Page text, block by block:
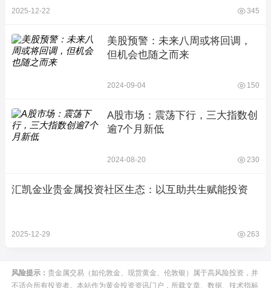
2025-12-22 345
美股预警：未来八周或将回调，
但机会也随之而来
2024-09-04 150
A股市场：震荡下行，三大指数创
逾7个月新低
2024-08-20 230
汇凯金业贵金属投资社区生态：以互助共生赋能投资
2025-12-29 263
风险提示： 贵金属交易（如伦敦金、现货黄金、伦敦银）属于高风险投资，并
不适合所有投资者。本站作为黄金投资资讯门户，所载文章、数据、技术指标